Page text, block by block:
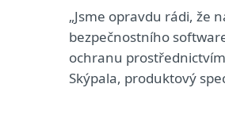
„Jsme opravdu rádi, že
bezpečnostního
ochranu
Skýpala, produktový